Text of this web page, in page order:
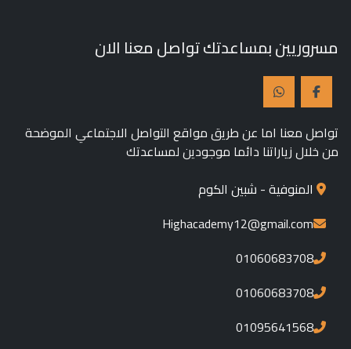
مسروريين بمساعدتك تواصل معنا الان
تواصل معنا اما عن طريق مواقع التواصل الاجتماعي الموضحة
من خلال زياراتنا دائما موجودين لمساعدتك
المنوفية - شبين الكوم
Highacademy12@gmail.com
01060683708
01060683708
01095641568